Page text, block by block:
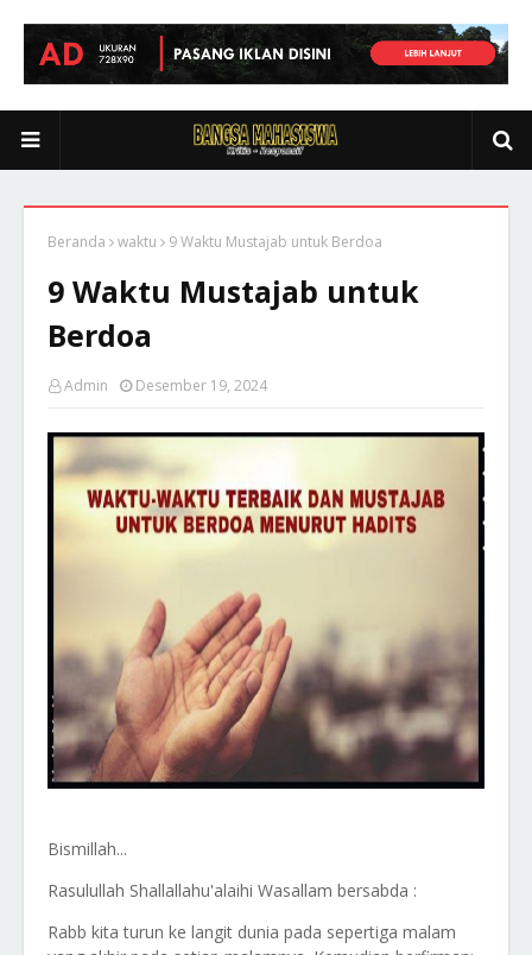
Beranda waktu 9 Waktu Mustajab untuk Berdoa
9 Waktu Mustajab untuk
Berdoa
Admin Desember 19, 2024
Bismillah...
Rasulullah Shallallahu'alaihi Wasallam bersabda :
Rabb kita turun ke langit dunia pada sepertiga malam